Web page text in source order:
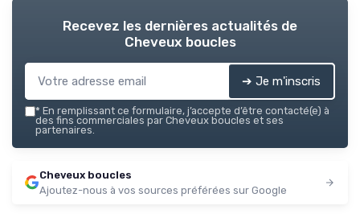
Recevez les dernières actualités de
Cheveux boucles
➔ Je m'inscris
* En remplissant ce formulaire, j’accepte d’être contacté(e) à
des fins commerciales par Cheveux boucles et ses
partenaires.
Cheveux boucles
Ajoutez-nous à vos sources préférées sur Google